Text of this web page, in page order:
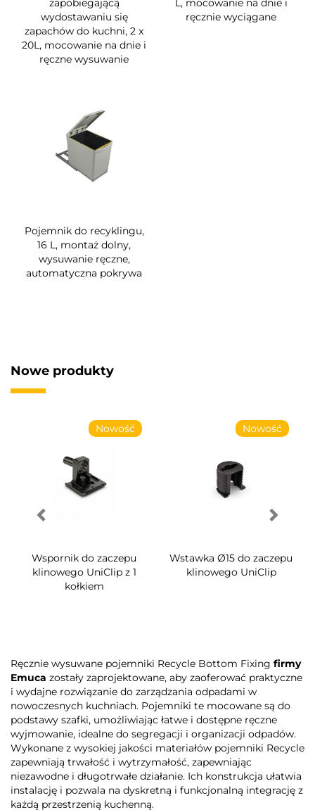
zapobiegającą
wydostawaniu się
zapachów do kuchni, 2 x
20L, mocowanie na dnie i
ręczne wysuwanie
L, mocowanie na dnie i
ręcznie wyciągane
Pojemnik do recyklingu,
16 L, montaż dolny,
wysuwanie ręczne,
automatyczna pokrywa
Nowe produkty
Nowość
Wspornik do zaczepu
klinowego UniClip z 1
kołkiem
Nowość
Wstawka Ø15 do zaczepu
klinowego UniClip
Ręcznie wysuwane pojemniki Recycle Bottom Fixing firmy
Emuca zostały zaprojektowane, aby zaoferować praktyczne
i wydajne rozwiązanie do zarządzania odpadami w
nowoczesnych kuchniach. Pojemniki te mocowane są do
podstawy szafki, umożliwiając łatwe i dostępne ręczne
wyjmowanie, idealne do segregacji i organizacji odpadów.
Wykonane z wysokiej jakości materiałów pojemniki Recycle
zapewniają trwałość i wytrzymałość, zapewniając
niezawodne i długotrwałe działanie. Ich konstrukcja ułatwia
instalację i pozwala na dyskretną i funkcjonalną integrację z
każdą przestrzenią kuchenną.